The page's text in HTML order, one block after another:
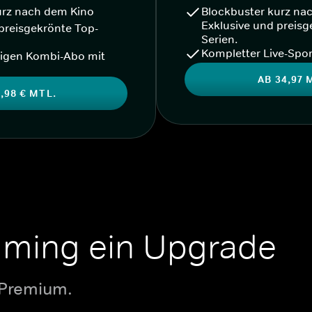
nach dem Kino
Top-
Kombi-Abo mit
€ MTL.
Blockbuster kurz
Exklusive und
Serien.
Kompletter Live-
AB 34,97
ein Upgrade